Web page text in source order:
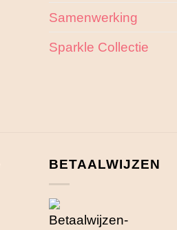
Samenwerking
Sparkle Collectie
BETAALWIJZEN